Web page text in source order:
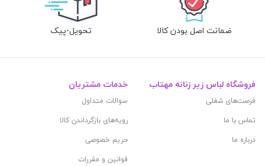
ضمانت اصل بودن کالا تحویل-پیک
فروشگاه لباس زیر زنانه مهتاب
فرصت‌های شغلی
تماس با ما
درباره ما
خدمات مشتریان
سوالات متداول
رویه‌های بازگرداندن کالا
حریم خصوصی
قوانین و مقررات